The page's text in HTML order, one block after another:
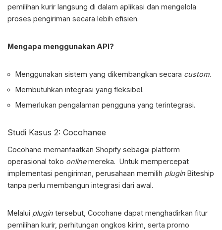
pemilihan kurir langsung di dalam aplikasi dan mengelola
proses pengiriman secara lebih efisien.
Mengapa menggunakan API?
Menggunakan sistem yang dikembangkan secara custom.
Membutuhkan integrasi yang fleksibel.
Memerlukan pengalaman pengguna yang terintegrasi.
Studi Kasus 2: Cocohanee
Cocohane memanfaatkan Shopify sebagai platform
operasional toko onlinemereka. Untuk mempercepat
implementasi pengiriman, perusahaan memilih plugin Biteship
tanpa perlu membangun integrasi dari awal.
Melalui plugin tersebut, Cocohane dapat menghadirkan fitur
pemilihan kurir, perhitungan ongkos kirim, serta promo